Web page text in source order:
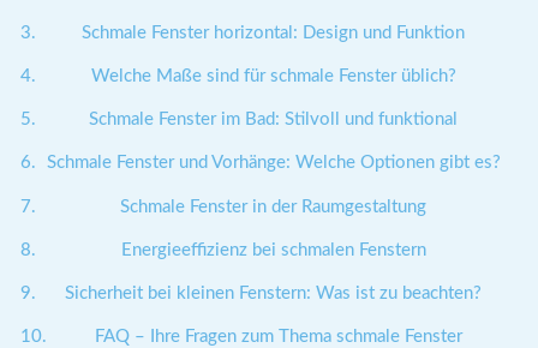
Schmale Fenster horizontal: Design und Funktion
Welche Maße sind für schmale Fenster üblich?
Schmale Fenster im Bad: Stilvoll und funktional
Schmale Fenster und Vorhänge: Welche Optionen gibt es?
Schmale Fenster in der Raumgestaltung
Energieeffizienz bei schmalen Fenstern
Sicherheit bei kleinen Fenstern: Was ist zu beachten?
FAQ – Ihre Fragen zum Thema schmale Fenster